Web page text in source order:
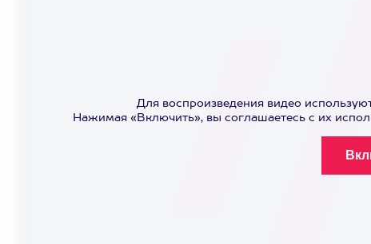
Для воспроизведения видео
Нажимая «Включить», вы соглашаетесь с их